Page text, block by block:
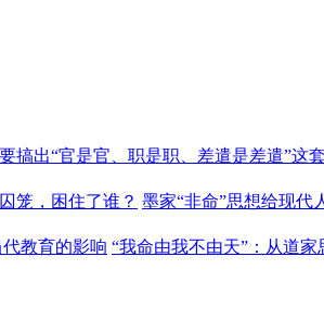
搞出“官是官、职是职、差遣是差遣”这
笼，困住了谁？ 墨家“非命”思想给现代
教育的影响 “我命由我不由天”：从道